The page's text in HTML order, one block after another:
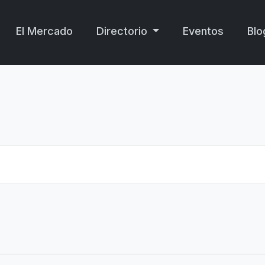
El Mercado Directorio Eventos